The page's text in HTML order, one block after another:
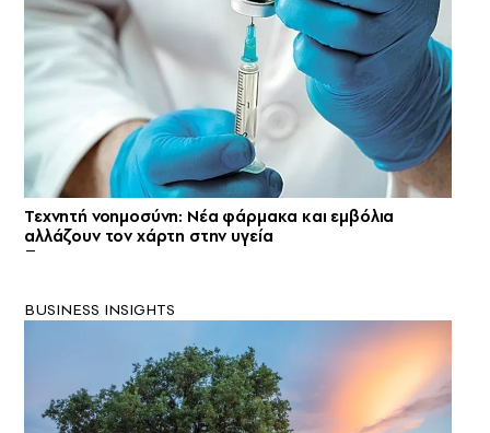
Τεχνητή νοημοσύνη: Νέα φάρμακα και εμβόλια
αλλάζουν τον χάρτη στην υγεία
BUSINESS INSIGHTS